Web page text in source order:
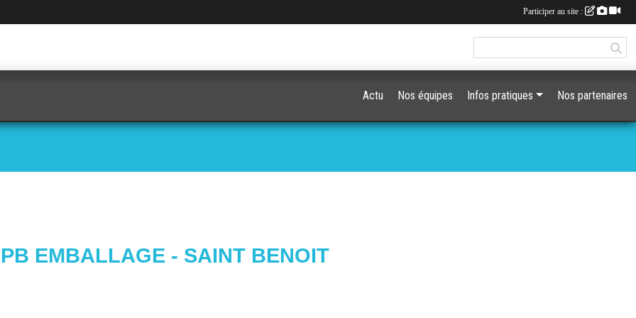
EMBALLAGE - SAINT BENOIT
Actu Nos équipes Infos pratiques Nos partenaires
Participer au site :